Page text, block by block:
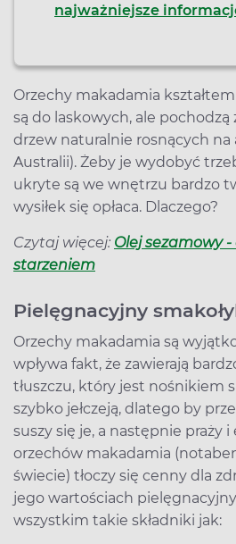
najważniejsze
Orzechy makadamia
są do laskowych, ale
drzew naturalnie rosnących
Australii). Żeby je wydobyć
ukryte są we wnętrzu bardzo
wysiłek się opłaca. Dlaczego?
Czytaj więcej: Olej sezamowy
starzeniem
Pielęgnacyjny
Orzechy makadamia są
wpływa fakt, że zawierają
tłuszczu, który jest nośnikiem
szybko jełczeją, dlatego by
suszy się je, a następnie praży
orzechów makadamia
świecie) tłoczy się cenny dla
jego wartościach
wszystkim takie składniki jak: